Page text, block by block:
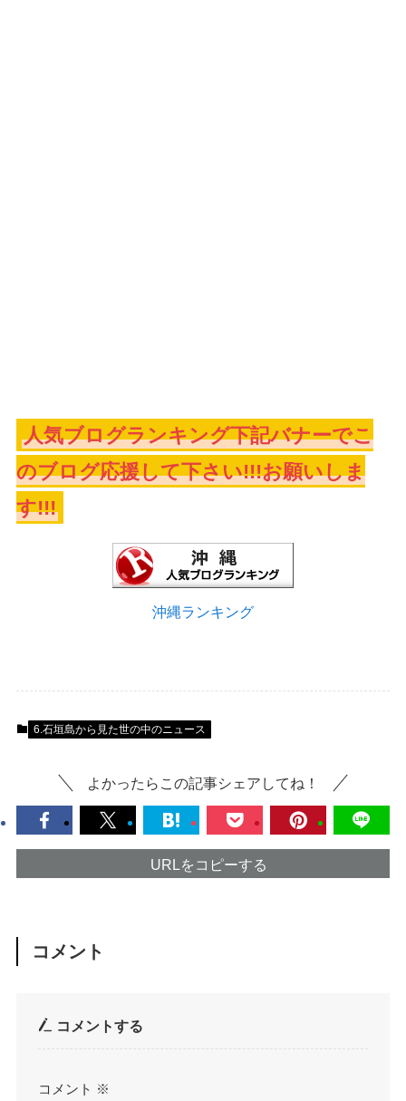
人気ブログランキング下記バナーでこ
のブログ応援して下さい!!!お願いしま
す!!!
沖縄ランキング
6.石垣島から見た世の中のニュース
よかったらこの記事シェアしてね！
URLをコピーする
コメント
コメントする
コメント ※